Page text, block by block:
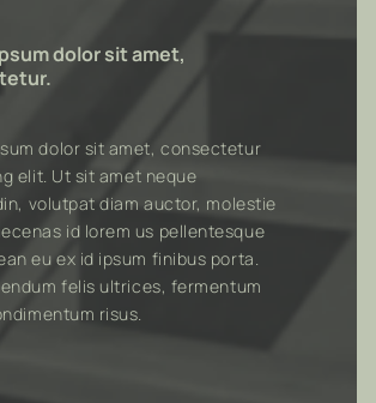
dolor sit amet,
dolor sit amet, consectetur
elit. Ut sit amet neque
volutpat diam auctor, molestie
id lorem us pellentesque
eu ex id ipsum finibus porta.
felis ultrices, fermentum
risus.